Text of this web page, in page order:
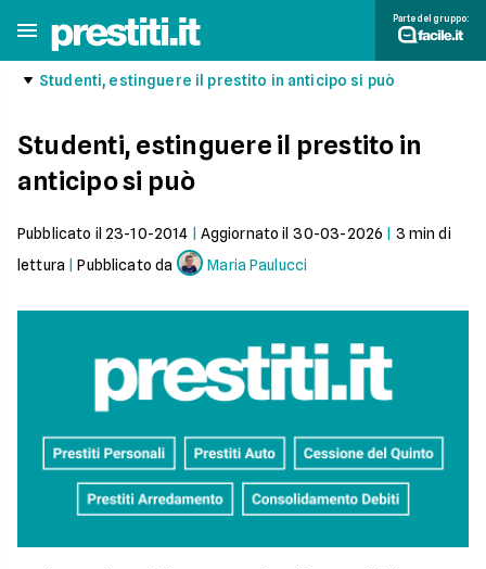
Parte del gruppo:
Studenti, estinguere il prestito in anticipo si può
Studenti, estinguere il prestito in
anticipo si può
Pubblicato il 23-10-2014 Aggiornato il 30-03-2026 3 min di
lettura |Pubblicato da Maria Paulucci